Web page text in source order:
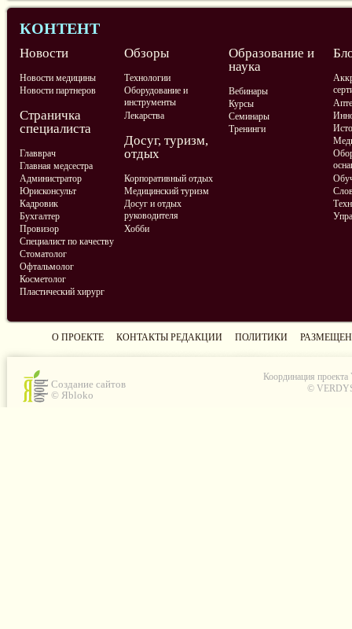
КОНТЕНТ
Новости
Новости медицины
Новости партнеров
Обзоры
Технологии
Оборудование и
инструменты
Лекарства
Образование и
наука
Вебинары
Курсы
Семинары
Тренинги
Страничка
специалиста
Главврач
Главная медсестра
Администратор
Юрисконсульт
Кадровик
Бухгалтер
Провизор
Специалист по качеству
Стоматолог
Офтальмолог
Косметолог
Пластический хирург
Досуг, туризм,
отдых
Корпоративный отдых
Медицинский туризм
Досуг и отдых
руководителя
Хобби
О ПРОЕКТЕ КОНТАКТЫ РЕДАКЦИИ ПОЛИТИКИ
Создание сайтов
© Яbloko
Координация проекта
©